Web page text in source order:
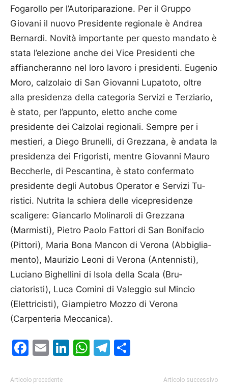
Fogarollo per l’Autoripa­ra­zione. Per il Gruppo
Giovani il nuovo Presidente regionale è Andrea
Bernardi. Novità importante per questo mandato è
stata l’elezione anche dei Vice Presi­denti che
affiancheranno nel loro lavoro i presidenti. Eugenio
Moro, calzolaio di San Giovanni Lupa­toto, oltre
alla presidenza della categoria Servizi e Terziario,
è stato, per l’appunto, eletto anche come
presidente dei Calzolai regionali. Sempre per i
mestieri, a Diego Brunelli, di Grezzana, è andata la
presidenza dei Frigo­risti, mentre Giovanni Mauro
Beccherle, di Pescantina, è stato confermato
presidente degli Autobus Operator e Servizi Tu­
ristici. Nutrita la schiera delle vicepresidenze
scaligere: Gian­carlo Molinaroli di Grezzana
(Marmi­sti), Pietro Paolo Fattori di San Bonifacio
(Pittori), Maria Bona Mancon di Verona (Abbiglia­
mento), Maurizio Leoni di Vero­na (Antennisti),
Luciano Bighel­li­ni di Isola della Scala (Bru­
ciatoristi), Luca Comini di Valeggio sul Mincio
(Elettricisti), Giampietro Mozzo di Verona
(Carpenteria Mec­canica).
Facebook
EmailLinkedIn
WhatsApp
Telegram
Articolo precedente Articolo successivo